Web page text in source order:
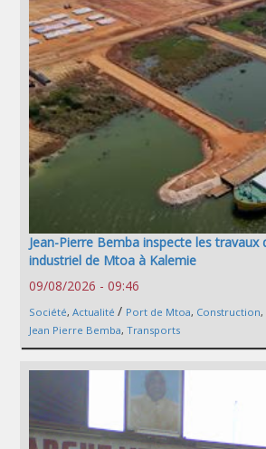
Jean-Pierre Bemba inspecte les
industriel de Mtoa à Kalemie
09/08/2026 - 09:46
Société, Actualité / Port de Mtoa, Construction,
Jean Pierre Bemba, Transports